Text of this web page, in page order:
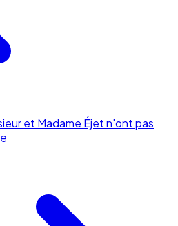
et Madame Éjet n'ont pas